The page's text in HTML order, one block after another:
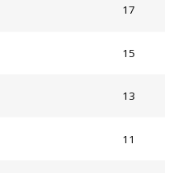
17
15
13
11